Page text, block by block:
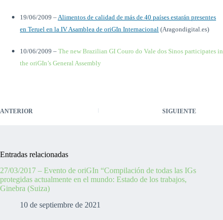
19/06/2009 –Alimentos de calidad de más de 40 países estarán presentes
en Teruel en la IV Asamblea de oriGIn Internacional (Aragondigital.es)
10/06/2009 – The new Brazilian GI Couro do Vale dos Sinos participates in
the oriGIn’s General Assembly
ANTERIOR SIGUIENTE
Entradas relacionadas
27/03/2017 – Evento de oriGIn “Compilación de todas las IGs
protegidas actualmente en el mundo: Estado de los trabajos,
Ginebra (Suiza)
10 de septiembre de 2021